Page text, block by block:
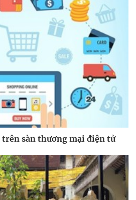
trên sàn thương mại điện tử